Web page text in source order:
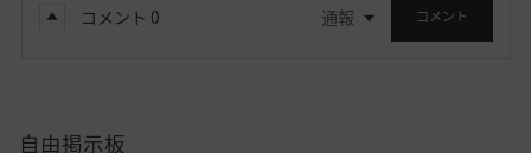
コメント 0 通報 コメント
自由掲示板